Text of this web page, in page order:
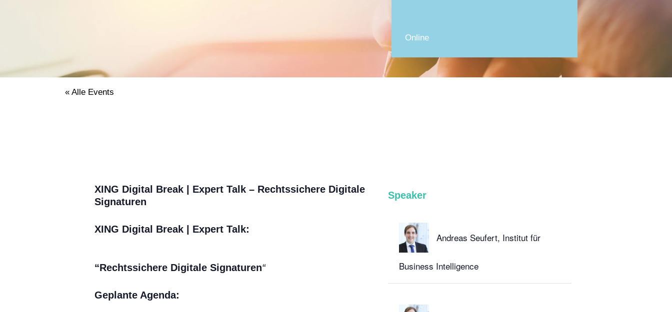
Online
« Alle Events
XING Digital Break | Expert Talk – Rechtssichere Digitale
Signaturen
XING Digital Break | Expert Talk:
“Rechtssichere Digitale Signaturen“
Geplante Agenda:
Speaker
Andreas Seufert, Institut für
Business Intelligence